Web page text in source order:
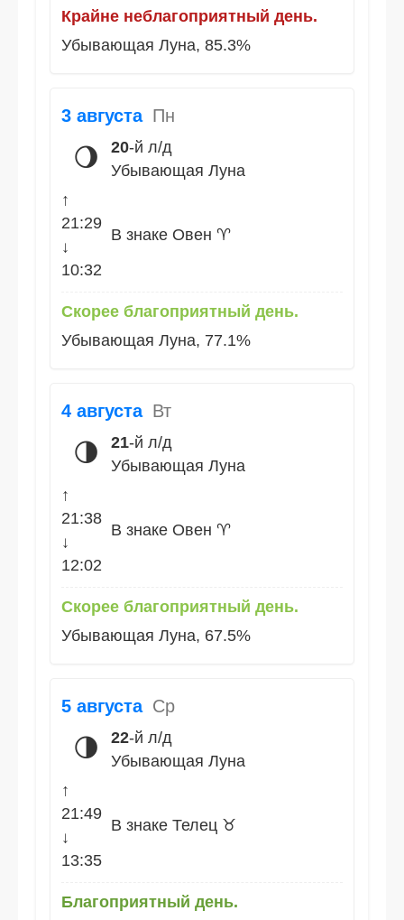
Крайне неблагоприятный день.
Убывающая Луна, 85.3%
3 августа Пн
🌖 20-й л/д
Убывающая Луна
↑
21:29
↓
10:32
В знаке Овен ♈
Скорее благоприятный день.
Убывающая Луна, 77.1%
4 августа Вт
🌗 21-й л/д
Убывающая Луна
↑
21:38
↓
12:02
В знаке Овен ♈
Скорее благоприятный день.
Убывающая Луна, 67.5%
5 августа Ср
🌗 22-й л/д
Убывающая Луна
↑
21:49
↓
13:35
В знаке Телец ♉
Благоприятный день.